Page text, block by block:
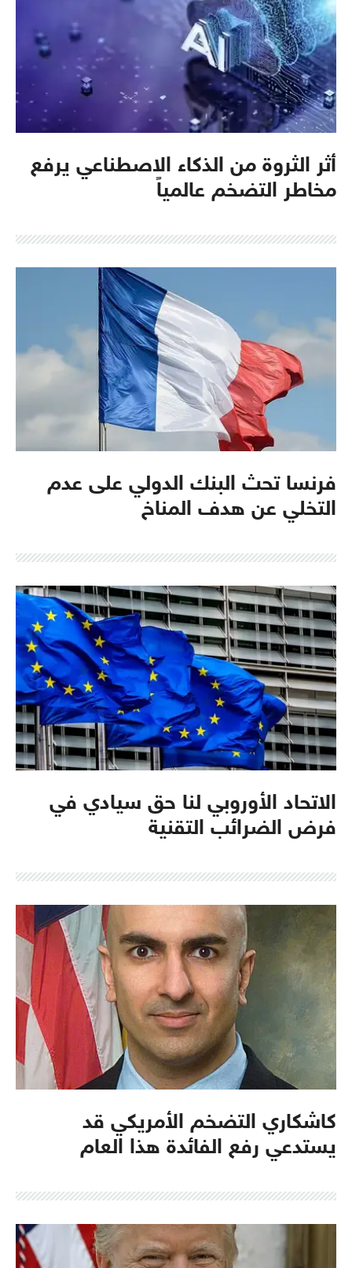
أثر الثروة من الذكاء الاصطناعي يرفع
مخاطر التضخم عالمياً
فرنسا تحث البنك الدولي على عدم
التخلي عن هدف المناخ
الاتحاد الأوروبي لنا حق سيادي في
فرض الضرائب التقنية
كاشكاري التضخم الأمريكي قد
يستدعي رفع الفائدة هذا العام